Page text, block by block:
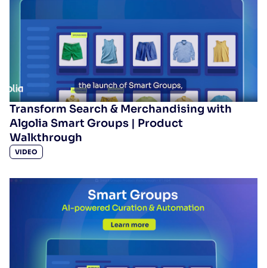
VORSCHLÄGE
PRODUKTE & RESSOURCEN
Transform Search & Merchandising with
Algolia Smart Groups | Product
Walkthrough
VIDEO